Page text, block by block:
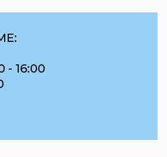
- 16:00